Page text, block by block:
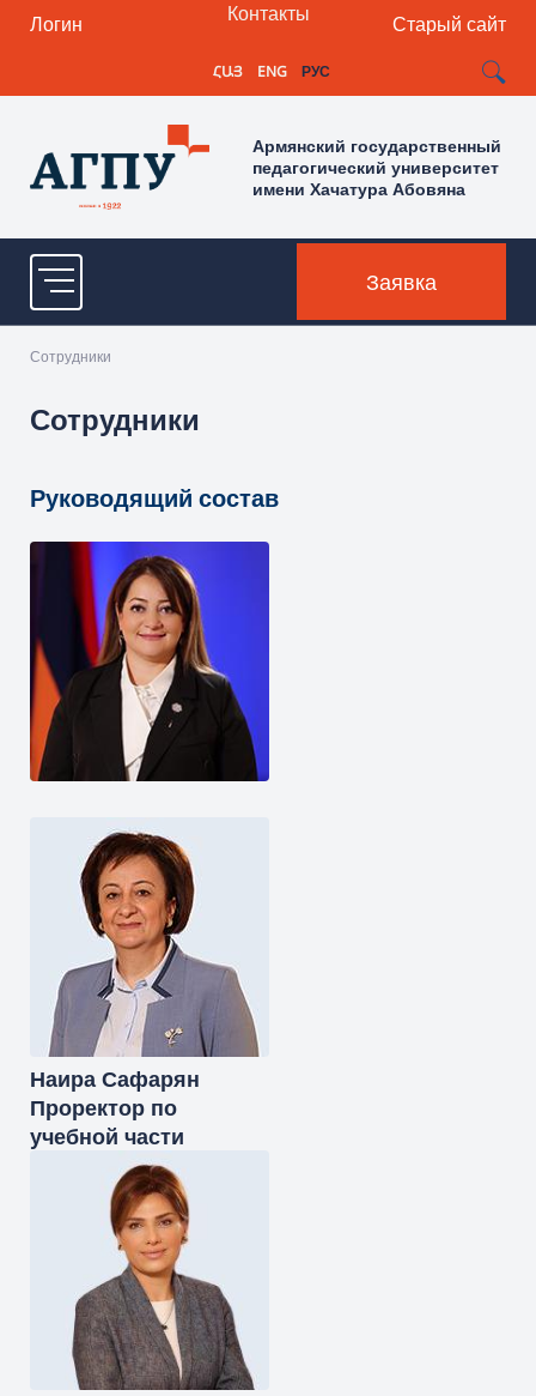
Логин Старый сайт
Контакты
ՀԱՅ ENG РУС
Армянский государственный
педагогический университет
имени Хачатура Абовяна
Заявка
Сотрудники
Сотрудники
Руководящий состав
Наира Сафарян
Проректор по
учебной части